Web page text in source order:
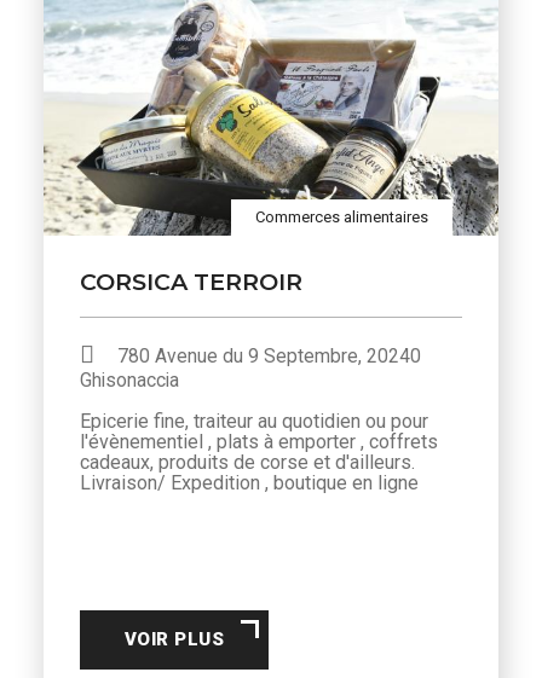
Commerces alimentaires
CORSICA TERROIR
780 Avenue du 9 Septembre, 20240
Ghisonaccia
Epicerie fine, traiteur au quotidien ou pour
l'évènementiel , plats à emporter , coffrets
cadeaux, produits de corse et d'ailleurs.
Livraison/ Expedition , boutique en ligne
VOIR PLUS